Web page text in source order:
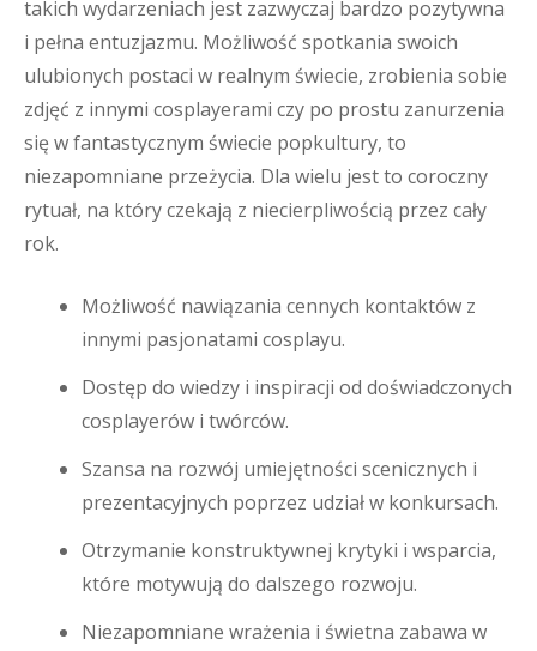
takich wydarzeniach jest zazwyczaj bardzo pozytywna
i pełna entuzjazmu. Możliwość spotkania swoich
ulubionych postaci w realnym świecie, zrobienia sobie
zdjęć z innymi cosplayerami czy po prostu zanurzenia
się w fantastycznym świecie popkultury, to
niezapomniane przeżycia. Dla wielu jest to coroczny
rytuał, na który czekają z niecierpliwością przez cały
rok.
Możliwość nawiązania cennych kontaktów z
innymi pasjonatami cosplayu.
Dostęp do wiedzy i inspiracji od doświadczonych
cosplayerów i twórców.
Szansa na rozwój umiejętności scenicznych i
prezentacyjnych poprzez udział w konkursach.
Otrzymanie konstruktywnej krytyki i wsparcia,
które motywują do dalszego rozwoju.
Niezapomniane wrażenia i świetna zabawa w